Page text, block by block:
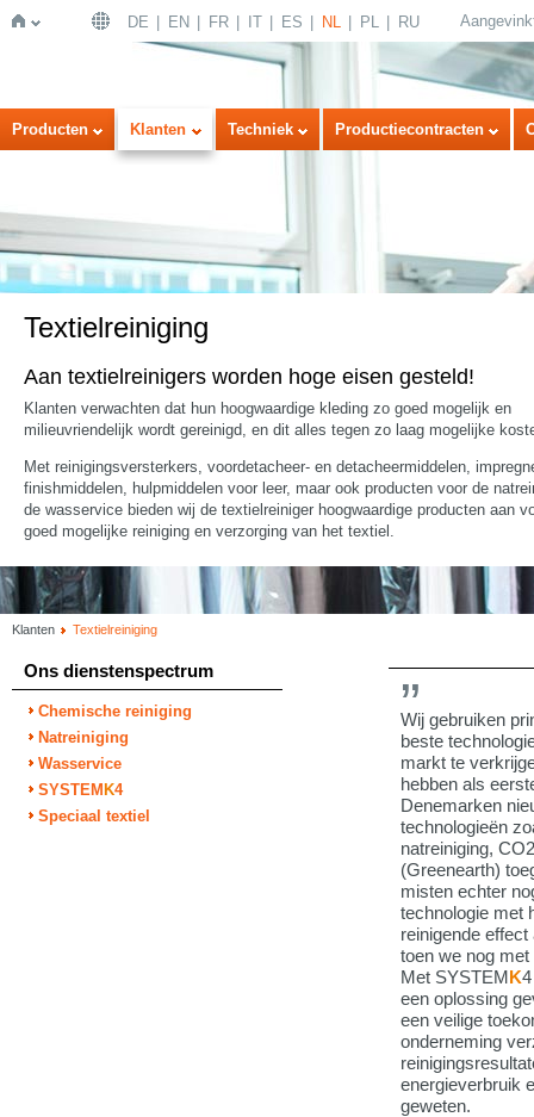
Home
DE EN FR IT ES NL PL RU
Producten Klanten Techniek Productiecontracten
Textielreiniging
Aan textielreinigers worden hoge eisen gesteld!
Klanten verwachten dat hun hoogwaardige kleding zo goed mogelijk en
milieuvriendelijk wordt gereinigd, en dit alles tegen zo laag mogelijke
Met reinigingsversterkers, voordetacheer- en detacheermiddelen,
finishmiddelen, hulpmiddelen voor leer, maar ook producten voor de
de wasservice bieden wij de textielreiniger hoogwaardige producten aan
goed mogelijke reiniging en verzorging van het textiel.
Klanten Textielreiniging
Ons dienstenspectrum
Chemische reiniging
Natreiniging
Wasservice
SYSTEM K4
Speciaal textiel
Wij gebruiken
beste
markt te
hebben als
Denemarken
technologieën
natreiniging,
(Greenearth)
misten echter
technologie met
reinigende
toen we nog
Met SYSTEMK
een oplossing
een veilige
onderneming
energieverbruik
geweten.